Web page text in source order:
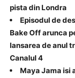
pista din Londra
Episodul de
Bake Off arunca
lansarea de anul
Canalul 4
Maya Jama isi